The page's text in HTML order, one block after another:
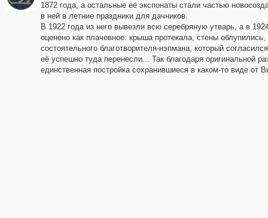
1872 года, а остальные её экспонаты стали частью
в ней в летние праздники для дачников.
В 1922 года из него вывезли всю серебряную утварь, а в
оценено как плачевное: крыша протекала, стены
состоятельного благотворителя-нэпмана, который
её успешно туда перенесли... Так благодаря оригинальной
единственная постройка сохранившиеся в каком-то виде от